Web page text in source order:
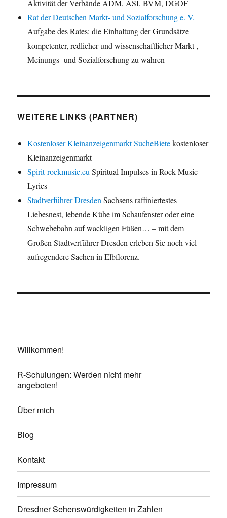
Aktivität der Verbände ADM, ASI, BVM, DGOF
Rat der Deutschen Markt- und Sozialforschung e. V.
Aufgabe des Rates: die Einhaltung der Grundsätze
kompetenter, redlicher und wissenschaftlicher Markt-,
Meinungs- und Sozialforschung zu wahren
WEITERE LINKS (PARTNER)
Kostenloser Kleinanzeigenmarkt SucheBietekostenloser
Kleinanzeigenmarkt
Spirit-rockmusic.eu Spiritual Impulses in Rock Music
Lyrics
Stadtverführer Dresden Sachsens raffiniertestes
Liebesnest, lebende Kühe im Schaufenster oder eine
Schwebebahn auf wackligen Füßen… – mit dem
Großen Stadtverführer Dresden erleben Sie noch viel
aufregendere Sachen in Elbflorenz.
Willkommen!
R-Schulungen: Werden nicht mehr
angeboten!
Über mich
Blog
Kontakt
Impressum
Dresdner Sehenswürdigkeiten in Zahlen